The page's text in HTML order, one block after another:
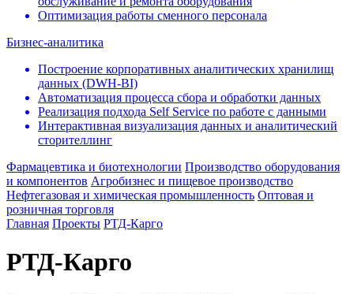
Оптимизация работы сменного персонала
Бизнес-аналитика
Построение корпоративных аналитических хранилищ
данных (DWH-BI)
Автоматизация процесса сбора и обработки данных
Реализация подхода Self Service по работе с данными
Интерактивная визуализация данных и аналитический
сторителлинг
Фармацевтика и биотехнологии Производство оборудования
и компонентов Агробизнес и пищевое производство
Нефтегазовая и химическая промышленность Оптовая и
розничная торговля
Главная Проекты РТД-Карго
РТД-Карго